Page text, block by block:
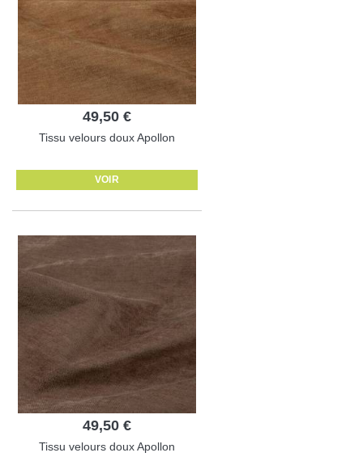
49,50 €
Tissu velours doux Apollon
VOIR
49,50 €
Tissu velours doux Apollon